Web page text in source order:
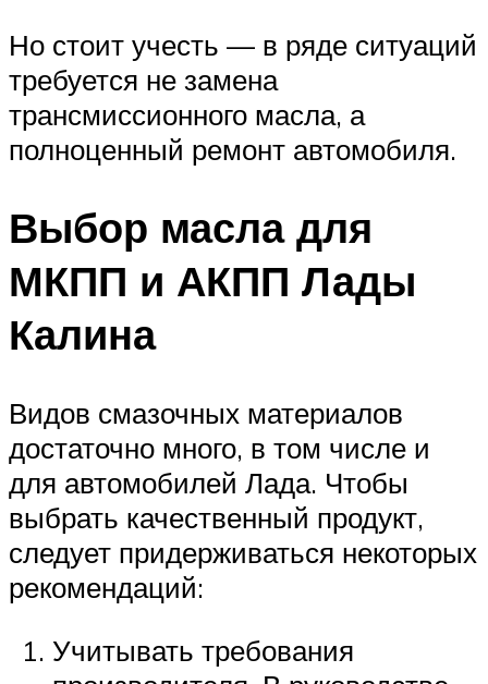
Но стоит учесть — в ряде ситуаций
требуется не замена
трансмиссионного масла, а
полноценный ремонт автомобиля.
Выбор масла для
МКПП и АКПП Лады
Калина
Видов смазочных материалов
достаточно много, в том числе и
для автомобилей Лада. Чтобы
выбрать качественный продукт,
следует придерживаться некоторых
рекомендаций:
Учитывать требования